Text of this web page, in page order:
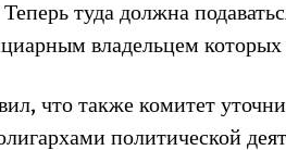
Теперь туда должна
владельцем которых
что также комитет
политической